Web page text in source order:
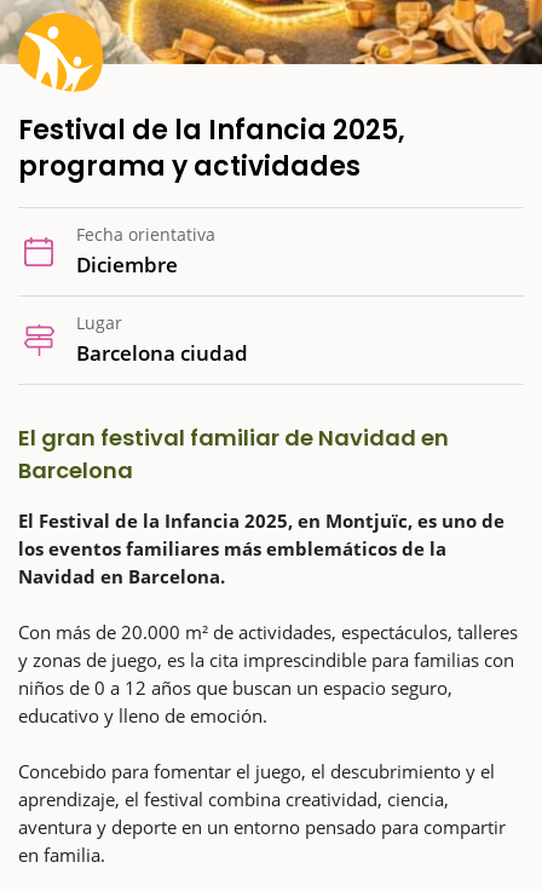
Festival de la Infancia 2025,
programa y actividades
Fecha orientativa
Diciembre
Lugar
Barcelona ciudad
El gran festival familiar de Navidad en
Barcelona
El Festival de la Infancia 2025, en Montjuïc, es uno de
los eventos familiares más emblemáticos de la
Navidad en Barcelona.
Con más de 20.000 m² de actividades, espectáculos, talleres
y zonas de juego, es la cita imprescindible para familias con
niños de 0 a 12 años que buscan un espacio seguro,
educativo y lleno de emoción.
Concebido para fomentar el juego, el descubrimiento y el
aprendizaje, el festival combina creatividad, ciencia,
aventura y deporte en un entorno pensado para compartir
en familia.